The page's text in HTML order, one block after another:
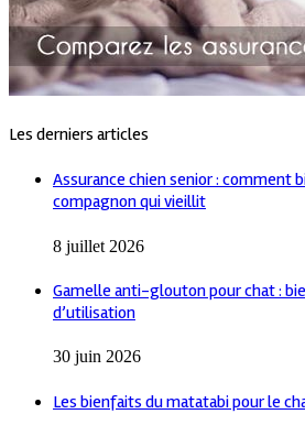
Les derniers articles
Assurance chien senior : comment
compagnon qui vieillit
8 juillet 2026
Gamelle anti-glouton pour chat :
d’utilisation
30 juin 2026
Les bienfaits du matatabi pour le